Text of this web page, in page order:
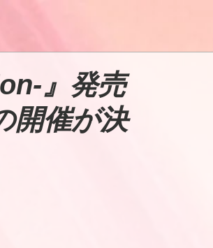
』発売
開催が決